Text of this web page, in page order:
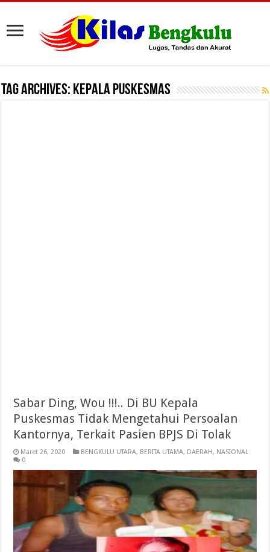
Tag Archives: Kepala Puskesmas
Sabar Ding, Wou !!!.. Di BU Kepala
Puskesmas Tidak Mengetahui Persoalan
Kantornya, Terkait Pasien BPJS Di Tolak
Maret 26, 2020 BENGKULU UTARA, BERITA UTAMA, DAERAH, NASIONAL
0